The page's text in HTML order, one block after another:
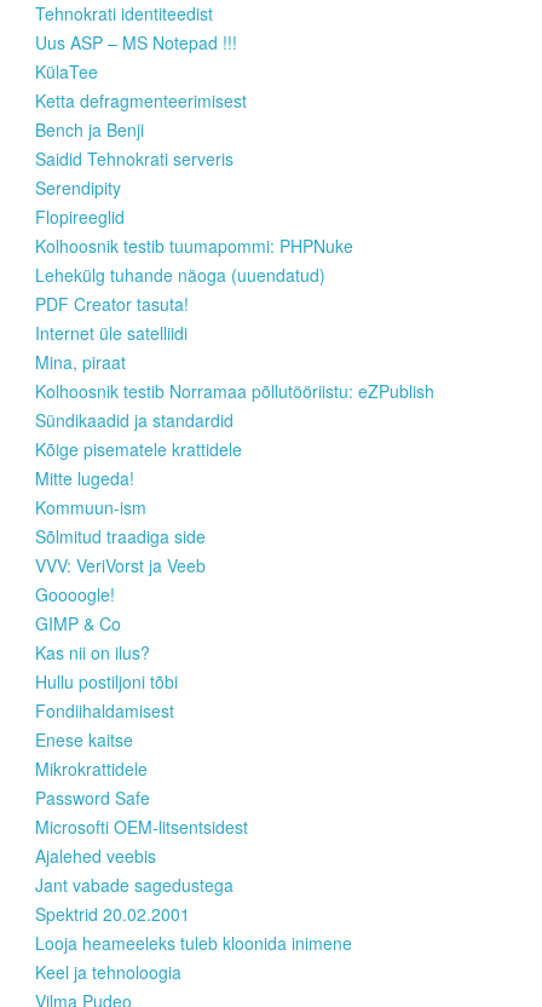
Tehnokrati identiteedist
Uus ASP – MS Notepad !!!
KülaTee
Ketta defragmenteerimisest
Bench ja Benji
Saidid Tehnokrati serveris
Serendipity
Flopireeglid
Kolhoosnik testib tuumapommi: PHPNuke
Lehekülg tuhande näoga (uuendatud)
PDF Creator tasuta!
Internet üle satelliidi
Mina, piraat
Kolhoosnik testib Norramaa põllutööriistu: eZPublish
Sündikaadid ja standardid
Kõige pisematele krattidele
Mitte lugeda!
Kommuun-ism
Sõlmitud traadiga side
VVV: VeriVorst ja Veeb
Goooogle!
GIMP & Co
Kas nii on ilus?
Hullu postiljoni tõbi
Fondiihaldamisest
Enese kaitse
Mikrokrattidele
Password Safe
Microsofti OEM-litsentsidest
Ajalehed veebis
Jant vabade sagedustega
Spektrid 20.02.2001
Looja heameeleks tuleb kloonida inimene
Keel ja tehnoloogia
Vilma Pudeo